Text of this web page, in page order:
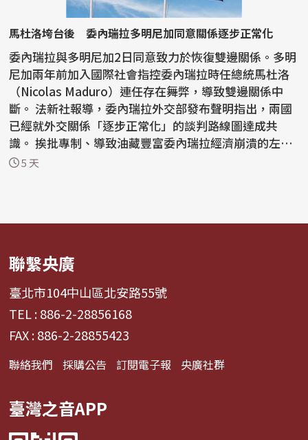
馬杜洛垮台後 委內瑞拉多明尼加同意關係逐步正常化
委內瑞拉與多明尼加2日同意致力於恢復雙邊關係。多明
尼加兩年前加入國際社會指控委內瑞拉時任總統馬杜洛
（Nicolas Maduro）連任存在舞弊，導致雙邊關係中
斷。 法新社報導，委內瑞拉外交部發布聲明指出，兩國
已經就外交關係「逐步正常化」的談判路線圖達成共
識。 挨批專制、導致油藏豐富委內瑞拉經濟崩潰的左翼
領袖...
5 天
聯繫央廣
臺北市104中山區北安路55號
TEL : 886-2-28856168
FAX : 886-2-28855423
聯絡我們 採購公告 訂閱電子報 央廣社群
臺灣之音APP